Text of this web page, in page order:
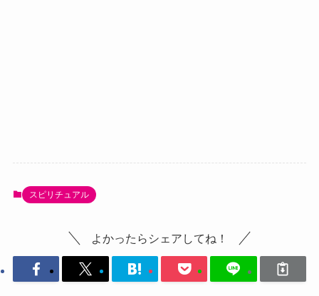
スピリチュアル
よかったらシェアしてね！